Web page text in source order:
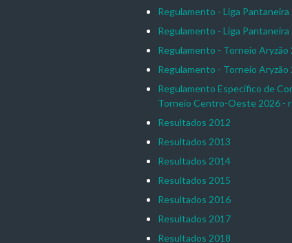
Regulamento - Liga Pantaneira
Regulamento - Liga Pantaneira
Regulamento - Torneio Aryzão
Regulamento - Torneio Aryzão
Regulamento Específico de
Torneio Centro-Oeste 2026 -
Resultados 2012
Resultados 2013
Resultados 2014
Resultados 2015
Resultados 2016
Resultados 2017
Resultados 2018